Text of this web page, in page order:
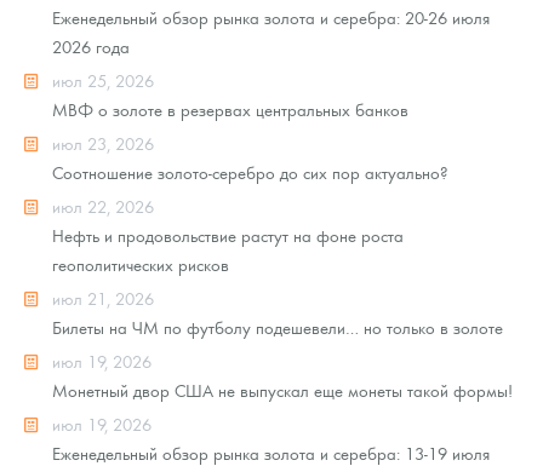
Еженедельный обзор рынка золота и серебра: 20-26 июля
2026 года
июл 25, 2026
МВФ о золоте в резервах центральных банков
июл 23, 2026
Соотношение золото-серебро до сих пор актуально?
июл 22, 2026
Нефть и продовольствие растут на фоне роста
геополитических рисков
июл 21, 2026
Билеты на ЧМ по футболу подешевели… но только в золоте
июл 19, 2026
Монетный двор США не выпускал еще монеты такой формы!
июл 19, 2026
Еженедельный обзор рынка золота и серебра: 13-19 июля